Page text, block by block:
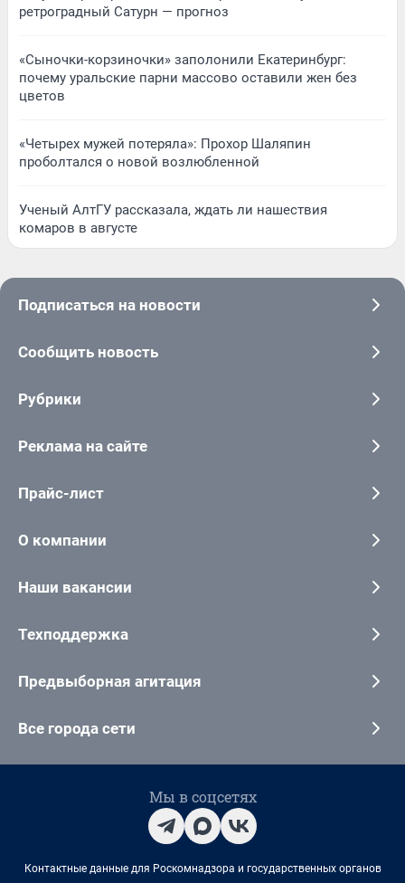
ретроградный Сатурн — прогноз
«Сыночки-корзиночки» заполонили Екатеринбург:
почему уральские парни массово оставили жен без
цветов
«Четырех мужей потеряла»: Прохор Шаляпин
проболтался о новой возлюбленной
Ученый АлтГУ рассказала, ждать ли нашествия
комаров в августе
Подписаться на новости
Сообщить новость
Рубрики
Реклама на сайте
Прайс-лист
О компании
Наши вакансии
Техподдержка
Предвыборная агитация
Все города сети
Мы в соцсетях
Контактные данные для Роскомнадзора и государственных органов